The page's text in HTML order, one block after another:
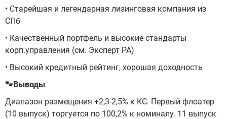
• Старейшая и легендарная лизинговая компания из
СПб
• Качественный портфель и высокие стандарты
корп.управления (см. Эксперт РА)
• Высокий кредитный рейтинг, хорошая доходность
🐾Выводы
Диапазон размещения +2,3-2,5% к КС. Первый флоатер
(10 выпуск) торгуется по 100,2% к номиналу. 11 выпуск